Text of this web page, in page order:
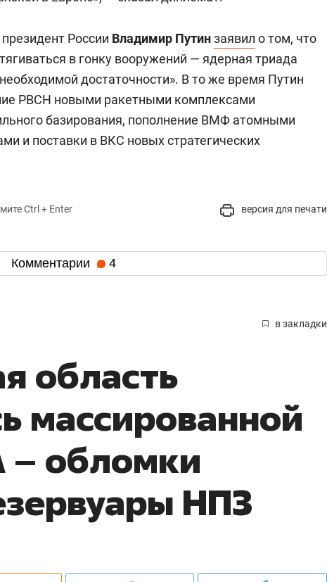
России Владимир Путинзаявил о том, что
в гонку вооружений — ядерная триада
достаточности». В то же время Путин
РВСН новыми ракетными комплексами
базирования, пополнение ВМФ атомными
и поставки в ВКС новых стратегических
Ctrl + Enter версия для печати
Комментарии 4
в закладки
область
массированной
– обломки
НПЗ